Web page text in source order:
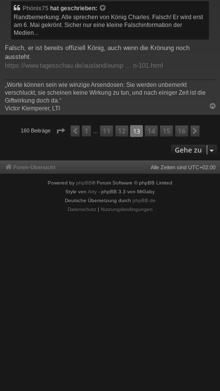
Phönix75 hat geschrieben:
Randbemerkung: Alle sprechen von König Charles. Falsch! Er wird erst
am 6. Mai gekrönt. Sicher nur eine kleine Falschinformation der
Medien...
Falsch, er ist bereits offiziell König, auch wenn die Krönung noch
aussteht.
https://www.tagesschau.de/ausland/europ ... n-101.html
„Worte können sein wie winzige Arsendosen: Sie werden unbemerkt
verschluckt, sie scheinen keine Wirkung zu tun, und nach einiger Zeit ist die
Giftwirkung doch da.“
Victor Klemperer, LTI
a
n
160 Beiträge Seite 13 von16
Vorherige
1 11 12 13 14 15 16
Gehe zu
Foren-Übersicht Alle Zeiten sind UTC+02:00
Powered by phpBB® Forum Software © phpBB Limited
Style von Arty - phpBB 3.3 von MrGaby
Deutsche Übersetzung durch phpBB.de
Datenschutz| Nutzungsbedingungen